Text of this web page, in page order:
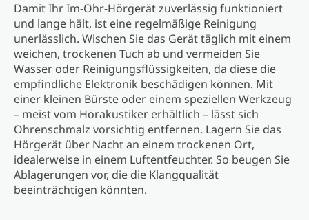
Damit Ihr Im-Ohr-Hörgerät zuverlässig funktioniert
und lange hält, ist eine regelmäßige Reinigung
unerlässlich. Wischen Sie das Gerät täglich mit einem
weichen, trockenen Tuch ab und vermeiden Sie
Wasser oder Reinigungsflüssigkeiten, da diese die
empfindliche Elektronik beschädigen können. Mit
einer kleinen Bürste oder einem speziellen Werkzeug
– meist vom Hörakustiker erhältlich – lässt sich
Ohrenschmalz vorsichtig entfernen. Lagern Sie das
Hörgerät über Nacht an einem trockenen Ort,
idealerweise in einem Luftentfeuchter. So beugen Sie
Ablagerungen vor, die die Klangqualität
beeinträchtigen könnten.